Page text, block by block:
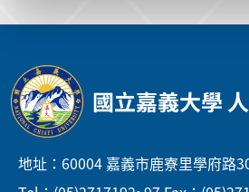
國立嘉義大學
地址：60004 嘉義市鹿寮里學府路